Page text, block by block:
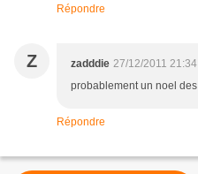
Répondre
Z zadddie 27/12/2011 21:34
probablement un noel
Répondre